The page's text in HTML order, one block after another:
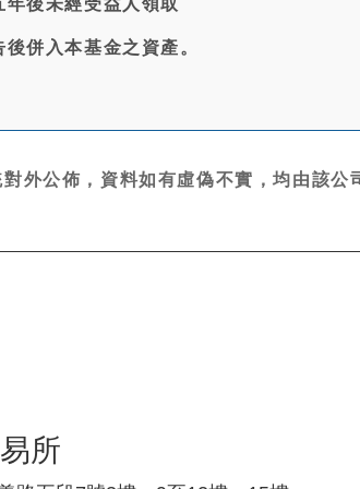
後未經受益人領取
併入本基金之資產。
外公佈，資料如有虛偽不實，均由該公
所